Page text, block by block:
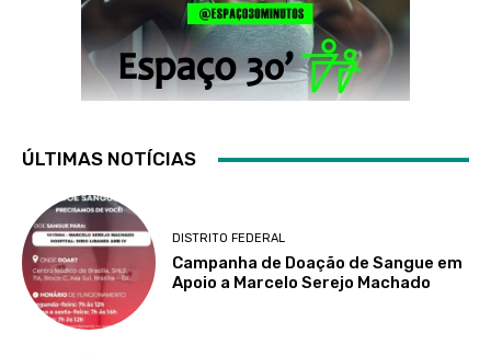
ÚLTIMAS NOTÍCIAS
DISTRITO FEDERAL
Campanha de Doação de Sangue em
Apoio a Marcelo Serejo Machado